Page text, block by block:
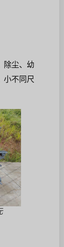
除尘、幼
小不同尺